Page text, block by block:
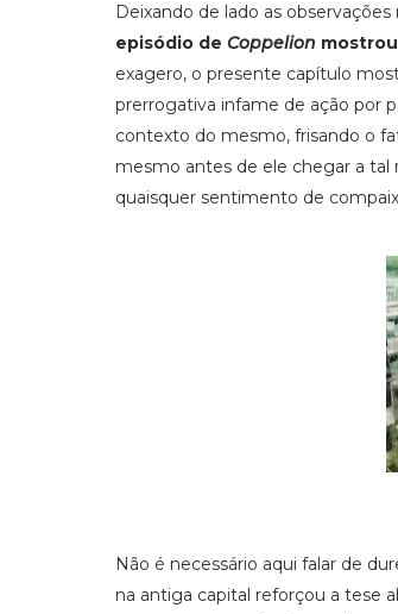
Deixando de lado as
episódio de Coppelion
exagero, o presente capítulo
prerrogativa infame de ação por
contexto do mesmo, frisando o
mesmo antes de ele chegar a
quaisquer sentimento de
Não é necessário aqui falar de
na antiga capital reforçou a tese